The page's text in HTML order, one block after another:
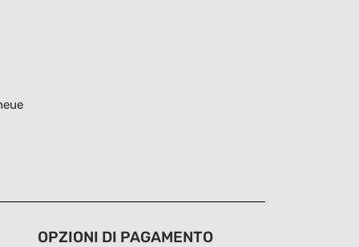
OPZIONI DI PAGAMENTO